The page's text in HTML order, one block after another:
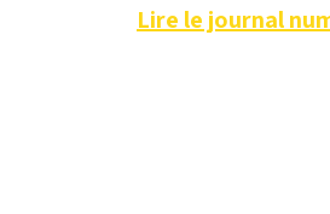
Lire le journal